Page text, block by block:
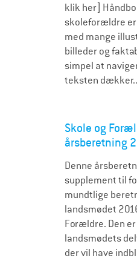
klik her]
skoleforældre
med mange
billeder og
simpel at
teksten
Skole og
årsberetning
Denne
supplement til
mundtlige
landsmødet
Forældre. Den
landsmødets
der vil have